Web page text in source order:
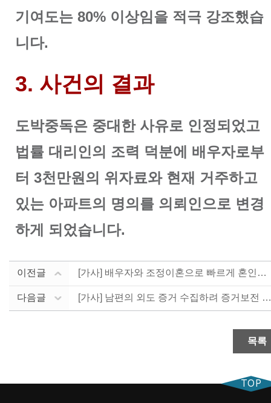
기여도는 80% 이상임을 적극 강조했습
니다.
3. 사건의 결과
도박중독은 중대한 사유로 인정되었고
법률 대리인의 조력 덕분에 배우자로부
터 3천만원의 위자료와 현재 거주하고
있는 아파트의 명의를 의뢰인으로 변경
하게 되었습니다.
이전글 [가사] 배우자와 조정이혼으로 빠르게 혼인관계 정리한 ....
다음글 [가사] 남편의 외도 증거 수집하려 증거보전 신청한 사....
목록
TOP